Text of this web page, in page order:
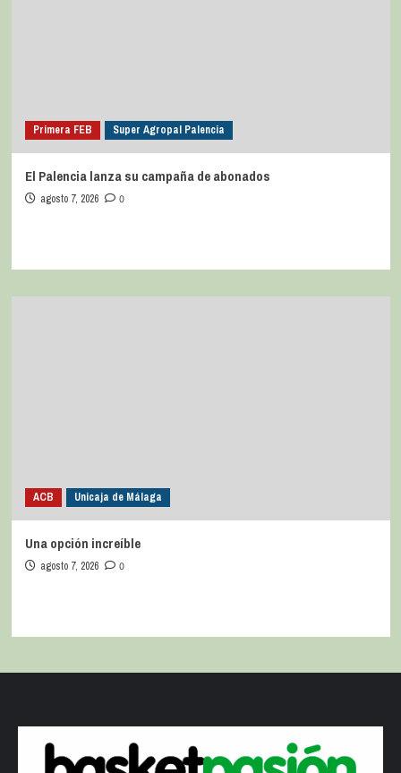
Primera FEB Super Agropal Palencia
El Palencia lanza su campaña de abonados
agosto 7, 2026 0
ACB Unicaja de Málaga
Una opción increíble
agosto 7, 2026 0